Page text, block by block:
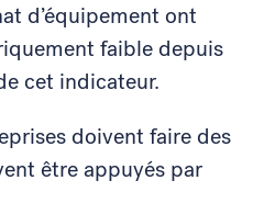
d’équipement ont
faible depuis
cet indicateur.
doivent faire des
être appuyés par